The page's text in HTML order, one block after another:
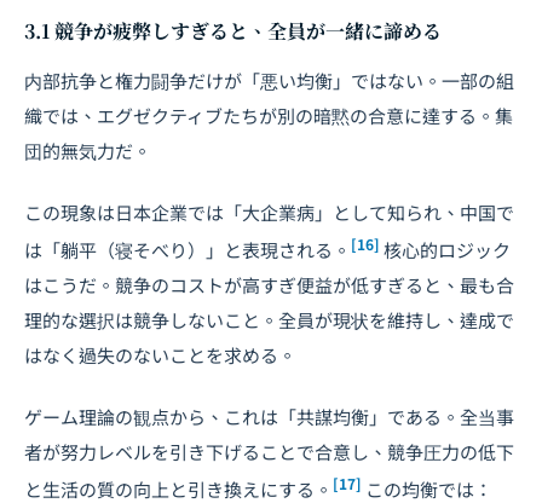
3.1 競争が疲弊しすぎると、全員が一緒に諦める
内部抗争と権力闘争だけが「悪い均衡」ではない。一部の組
織では、エグゼクティブたちが別の暗黙の合意に達する。集
団的無気力だ。
この現象は日本企業では「大企業病」として知られ、中国で
は「躺平（寝そべり）」と表現される。 [16] 核心的ロジック
はこうだ。競争のコストが高すぎ便益が低すぎると、最も合
理的な選択は競争しないこと。全員が現状を維持し、達成で
はなく過失のないことを求める。
ゲーム理論の観点から、これは「共謀均衡」である。全当事
者が努力レベルを引き下げることで合意し、競争圧力の低下
と生活の質の向上と引き換えにする。 [17] この均衡では：